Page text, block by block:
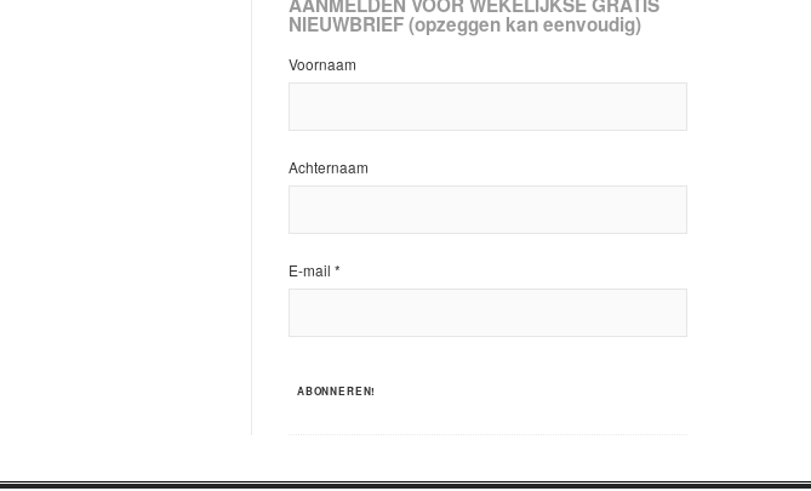
AANMELDEN VOOR WEKELIJKSE GRATIS
NIEUWBRIEF (opzeggen kan eenvoudig)
Voornaam
Achternaam
E-mail *